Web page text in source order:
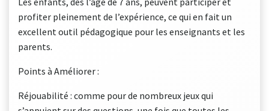
profiter pleinement de l’expérience, ce qui en fait un
excellent outil pédagogique pour les enseignants et les
parents.
Points à Améliorer :
Réjouabilité : comme pour de nombreux jeux qui